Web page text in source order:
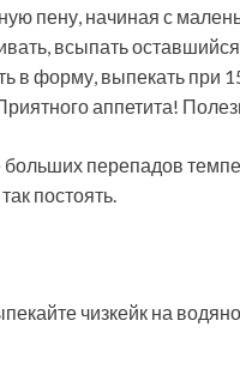
пену, начиная с
всыпать
в форму, выпекать при
аппетита!
перепадов
постоять.
чизкейк на